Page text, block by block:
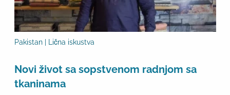
Pakistan | Lična iskustva
Novi život sa sopstvenom radnjom sa
tkaninama